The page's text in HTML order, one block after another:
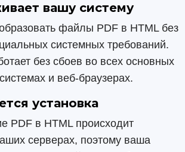
вашу систему
файлы PDF в HTML без
системных требований.
без сбоев во всех основных
и веб-браузерах.
установка
PDF в HTML происходит
серверах, поэтому ваша